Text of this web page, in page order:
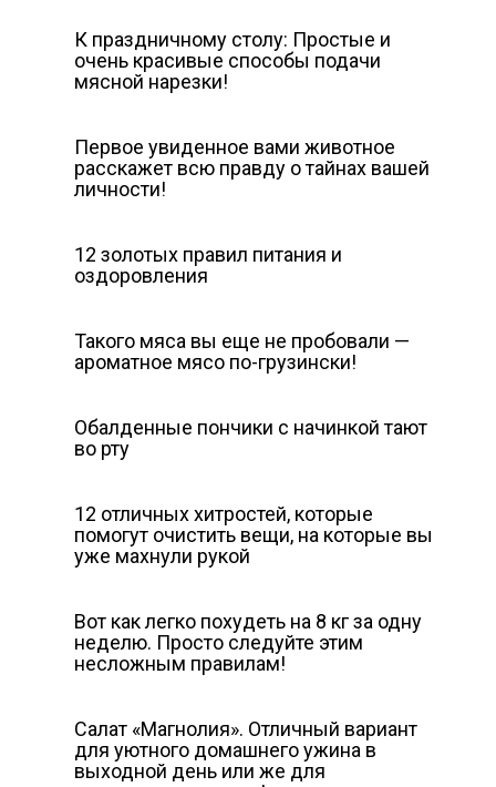
К праздничному столу: Простые и
очень красивые способы подачи
мясной нарезки!
Первое увиденное вами животное
расскажет всю правду о тайнах вашей
личности!
12 золотых правил питания и
оздоровления
Такого мяса вы еще не пробовали —
ароматное мясо по-грузински!
Обалденные пончики с начинкой тают
во рту
12 отличных хитростей, которые
помогут очистить вещи, на которые вы
уже махнули рукой
Вот как легко похудеть на 8 кг за одну
неделю. Просто следуйте этим
несложным правилам!
Салат «Магнолия». Отличный вариант
для уютного домашнего ужина в
выходной день или же для